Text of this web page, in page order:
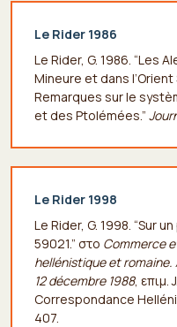
Le Rider 1986
Le Rider, G. 1986. “Les
Mineure et dans l’Orient
Remarques sur le
et des Ptolémées.”
Le Rider 1998
Le Rider, G. 1998. “Sur
59021.” στο Commerce
hellénistique et romaine.
12 décembre 1988, επιμ.
Correspondance
407.